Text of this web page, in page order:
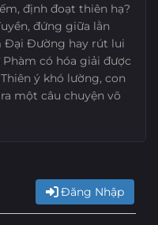
định đoạt thiên hạ?
đứng giữa lằn
Đại Đường hay rút lui
có hóa giải được
ý khó lường, con
một câu chuyện võ
Đăng Nhập